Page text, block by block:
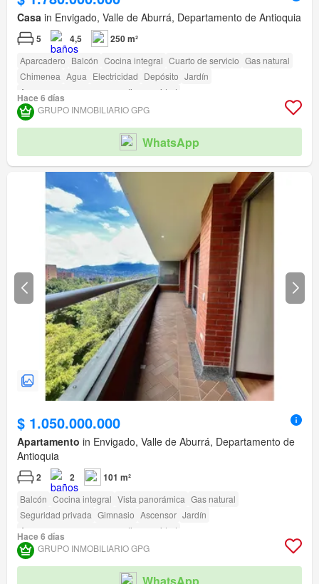
Casa in Envigado, Valle de Aburrá, Departamento de Antioquia
5 4,5 250 m²
Aparcadero Balcón Cocina integral Cuarto de servicio Gas natural
Chimenea Agua Electricidad Depósito Jardín
Acceso para personas con discapacidad
Hace 6 días
GRUPO INMOBILIARIO GPG
WhatsApp
$ 1.050.000.000
Apartamento in Envigado, Valle de Aburrá, Departamento de
Antioquia
2 2 101 m²
Balcón Cocina integral Vista panorámica Gas natural
Seguridad privada Gimnasio Ascensor Jardín
Acceso para personas con discapacidad
Hace 6 días
GRUPO INMOBILIARIO GPG
WhatsApp